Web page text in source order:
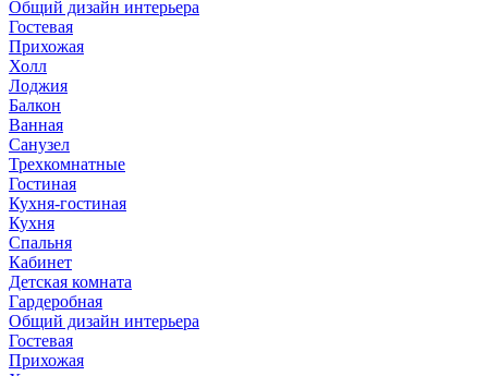
Общий дизайн интерьера
Гостевая
Прихожая
Холл
Лоджия
Балкон
Ванная
Санузел
Трехкомнатные
Гостиная
Кухня-гостиная
Кухня
Спальня
Кабинет
Детская комната
Гардеробная
Общий дизайн интерьера
Гостевая
Прихожая